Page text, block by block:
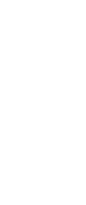
tickets et